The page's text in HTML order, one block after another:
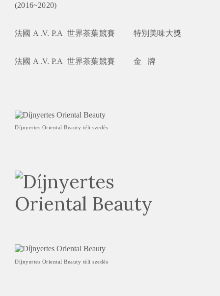
(2016~2020)
法國 A .V. P.A 世界茶葉競賽 特別美味大獎
法國 A .V. P.A 世界茶葉競賽 金 牌
Díjnyertes Oriental Beauty téli szedés
Díjnyertes Oriental Beauty téli szedés